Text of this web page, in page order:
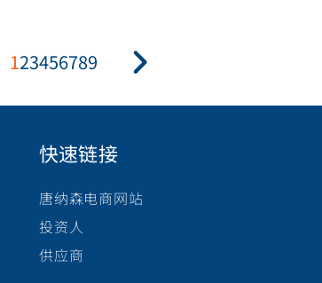
123456789
快速链接
唐纳森电商网站
投资人
供应商